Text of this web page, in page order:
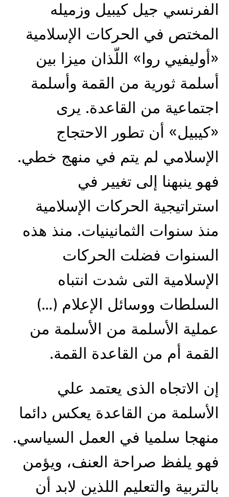
الفرنسي جيل كيبيل وزميله
المختص في الحركات الإسلامية
«أوليفيي روا» اللّذان ميزا بين
أسلمة ثورية من القمة وأسلمة
اجتماعية من القاعدة. يرى
«كيبيل» أن تطور الاحتجاج
الإسلامي لم يتم في منهج خطي.
فهو ينبهنا إلى تغيير في
استراتيجية الحركات الإسلامية
منذ سنوات الثمانينيات. منذ هذه
السنوات فضلت الحركات
الإسلامية التى شدت انتباه
السلطات ووسائل الإعلام (…)
عملية الأسلمة من الأسلمة من
القمة أم من القاعدة القمة.
إن الاتجاه الذى يعتمد علي
الأسلمة من القاعدة يعكس دائما
منهجا سلميا في العمل السياسي.
فهو يلفظ صراحة العنف، ويؤمن
بالتربية والتعليم اللذين لابد أن